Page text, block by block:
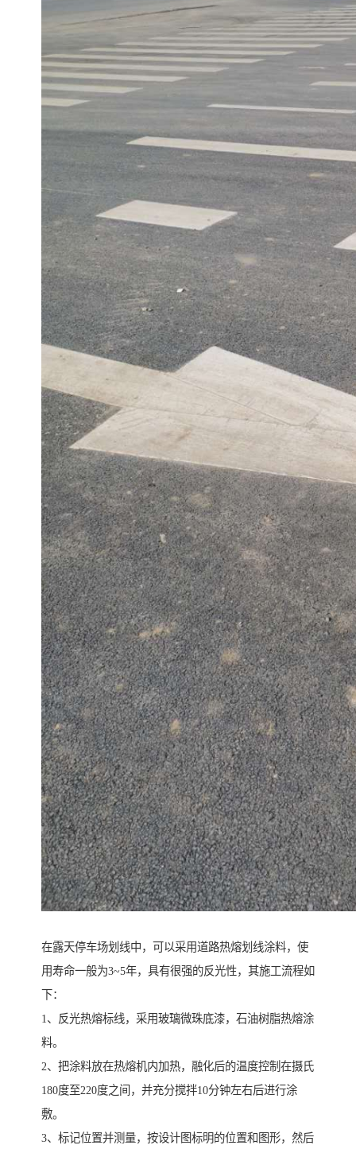
在露天停车场划线中，可以采用道路热熔划线涂料，使
用寿命一般为3~5年，具有很强的反光性，其施工流程如
下：
1、反光热熔标线，采用玻璃微珠底漆，石油树脂热熔涂
料。
2、把涂料放在热熔机内加热，融化后的温度控制在摄氏
180度至220度之间，并充分搅拌10分钟左右后进行涂
敷。
3、标记位置并测量，按设计图标明的位置和图形，然后